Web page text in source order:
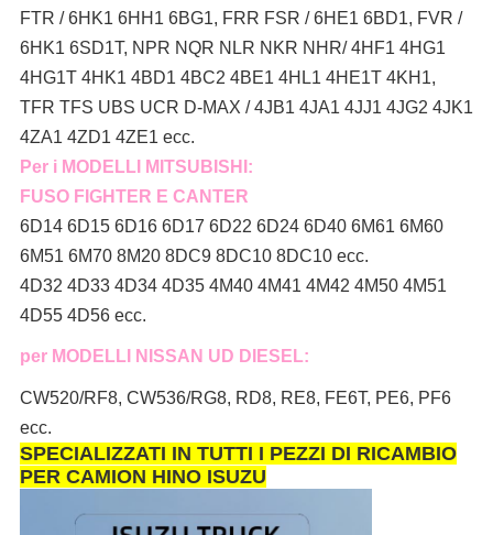
FTR / 6HK1 6HH1 6BG1, FRR FSR / 6HE1 6BD1, FVR /
6HK1 6SD1T, NPR NQR NLR NKR NHR/ 4HF1 4HG1
4HG1T 4HK1 4BD1 4BC2 4BE1 4HL1 4HE1T 4KH1,
TFR TFS UBS UCR D-MAX / 4JB1 4JA1 4JJ1 4JG2 4JK1
4ZA1 4ZD1 4ZE1 ecc.
Per i MODELLI MITSUBISHI:
FUSO FIGHTER E CANTER
6D14 6D15 6D16 6D17 6D22 6D24 6D40 6M61 6M60
6M51 6M70 8M20 8DC9 8DC10 8DC10 ecc.
4D32 4D33 4D34 4D35 4M40 4M41 4M42 4M50 4M51
4D55 4D56 ecc.
per MODELLI NISSAN UD DIESEL:
CW520/RF8, CW536/RG8, RD8, RE8, FE6T, PE6, PF6
ecc.
SPECIALIZZATI IN TUTTI I PEZZI DI RICAMBIO
PER CAMION HINO ISUZU